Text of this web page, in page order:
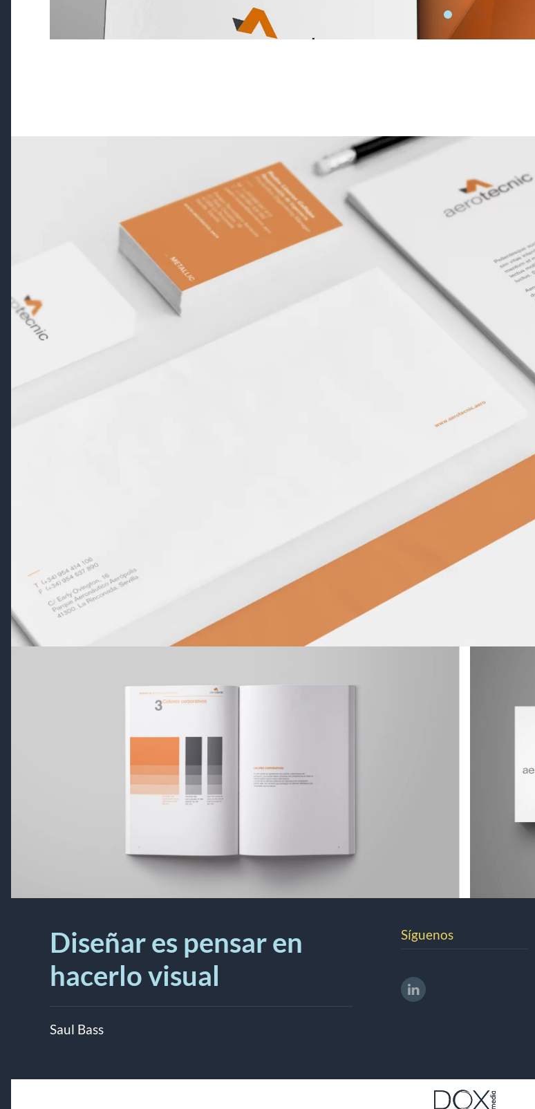
Diseñar es pensar en
hacerlo visual
Saul Bass
Síguenos